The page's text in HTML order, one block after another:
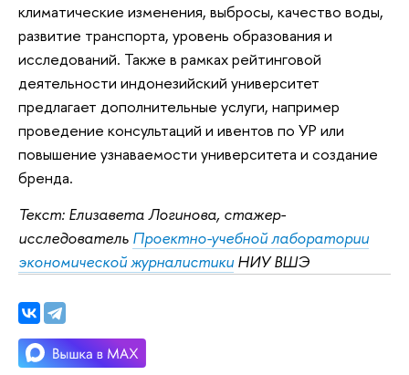
климатические изменения, выбросы, качество воды,
развитие транспорта, уровень образования и
исследований. Также в рамках рейтинговой
деятельности индонезийский университет
предлагает дополнительные услуги, например
проведение консультаций и ивентов по УР или
повышение узнаваемости университета и создание
бренда.
Текст: Елизавета Логинова, стажер-
исследователь Проектно-учебной лаборатории
экономической журналистики НИУ ВШЭ